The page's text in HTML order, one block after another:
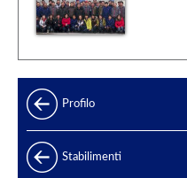
Profilo
Stabilimenti